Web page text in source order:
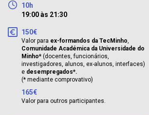
10h
19:00 às 21:30
150€
Valor para ex-formandos da TecMinho,
Comunidade Académica da Universidade do
Minho* (docentes, funcionários,
investigadores, alunos, ex-alunos, interfaces)
e desempregados*.
(* mediante comprovativo)
165€
Valor para outros participantes.